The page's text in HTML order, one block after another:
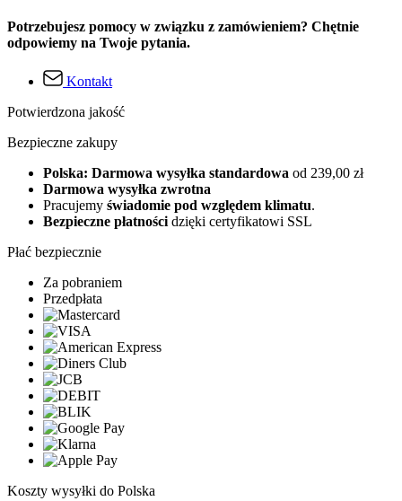
Potrzebujesz pomocy w związku z zamówieniem? Chętnie
odpowiemy na Twoje pytania.
Kontakt
Potwierdzona jakość
Bezpieczne zakupy
Polska: Darmowa wysyłka standardowa od 239,00 zł
Darmowa wysyłka zwrotna
Pracujemy świadomie pod względem klimatu.
Bezpieczne płatności dzięki certyfikatowi SSL
Płać bezpiecznie
Za pobraniem
Przedpłata
Koszty wysyłki do Polska